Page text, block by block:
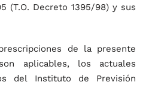
(T.O. Decreto 1395/98) y sus
de la presente
aplicables, los actuales
del Instituto de Previsión